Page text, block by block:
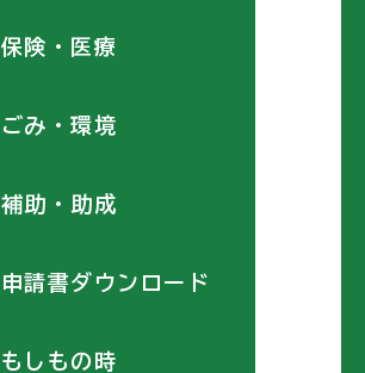
保険・医療
ごみ・環境
補助・助成
申請書ダウンロード
もしもの時